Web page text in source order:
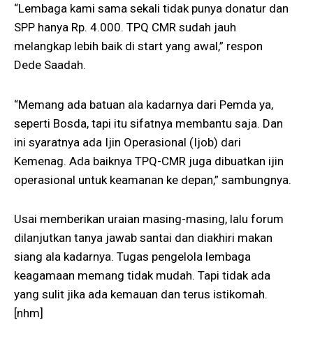
“Lembaga kami sama sekali tidak punya donatur dan
SPP hanya Rp. 4.000. TPQ CMR sudah jauh
melangkap lebih baik di start yang awal,” respon
Dede Saadah.
“Memang ada batuan ala kadarnya dari Pemda ya,
seperti Bosda, tapi itu sifatnya membantu saja. Dan
ini syaratnya ada Ijin Operasional (Ijob) dari
Kemenag. Ada baiknya TPQ-CMR juga dibuatkan ijin
operasional untuk keamanan ke depan,” sambungnya.
Usai memberikan uraian masing-masing, lalu forum
dilanjutkan tanya jawab santai dan diakhiri makan
siang ala kadarnya. Tugas pengelola lembaga
keagamaan memang tidak mudah. Tapi tidak ada
yang sulit jika ada kemauan dan terus istikomah.
[nhm]